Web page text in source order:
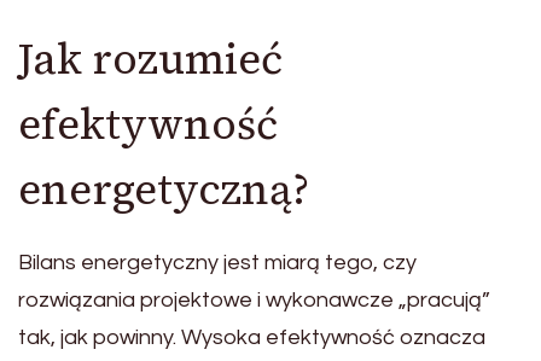
Jak rozumieć
efektywność
energetyczną?
Bilans energetyczny jest miarą tego, czy
rozwiązania projektowe i wykonawcze „pracują”
tak, jak powinny. Wysoka efektywność oznacza